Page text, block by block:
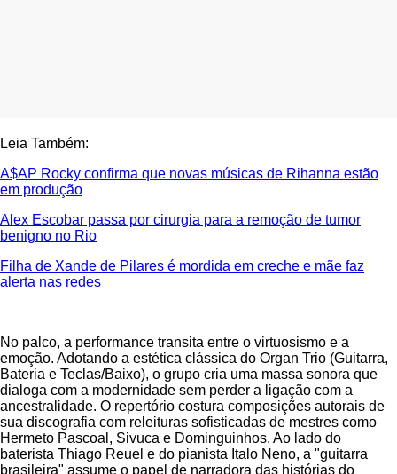
Leia Também:
A$AP Rocky confirma que novas músicas de Rihanna estão
em produção
Alex Escobar passa por cirurgia para a remoção de tumor
benigno no Rio
Filha de Xande de Pilares é mordida em creche e mãe faz
alerta nas redes
No palco, a performance transita entre o virtuosismo e a
emoção. Adotando a estética clássica do Organ Trio (Guitarra,
Bateria e Teclas/Baixo), o grupo cria uma massa sonora que
dialoga com a modernidade sem perder a ligação com a
ancestralidade. O repertório costura composições autorais de
sua discografia com releituras sofisticadas de mestres como
Hermeto Pascoal, Sivuca e Dominguinhos. Ao lado do
baterista Thiago Reuel e do pianista Italo Neno, a "guitarra
brasileira" assume o papel de narradora das histórias do